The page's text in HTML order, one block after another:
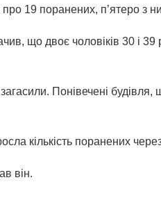
19 поранених, п’ятеро з
що двоє чоловіків 30 і 39
Понівечені
кількість поранених
він.